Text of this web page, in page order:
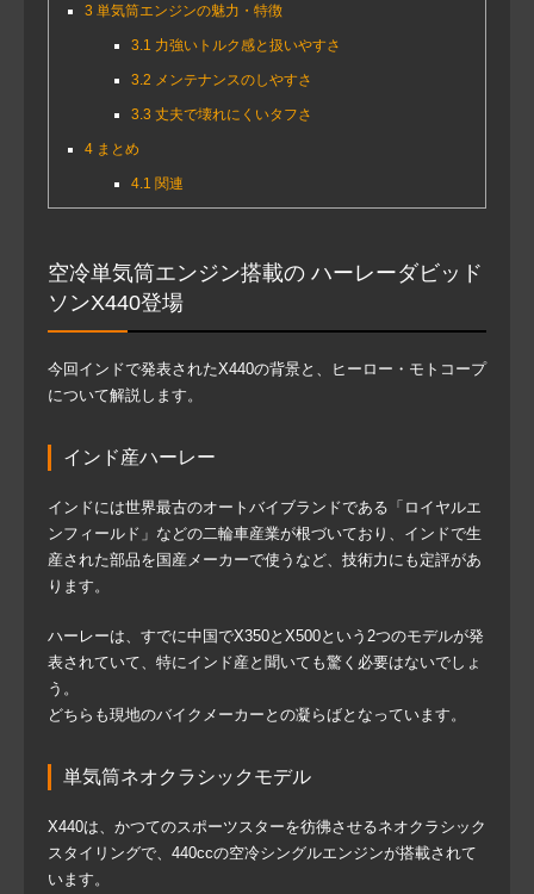
3 単気筒エンジンの魅力・特徴
3.1 力強いトルク感と扱いやすさ
3.2 メンテナンスのしやすさ
3.3 丈夫で壊れにくいタフさ
4 まとめ
4.1 関連
空冷単気筒エンジン搭載の ハーレーダビッド
ソンX440登場
今回インドで発表されたX440の背景と、ヒーロー・モトコープ
について解説します。
インド産ハーレー
インドには世界最古のオートバイブランドである「ロイヤルエ
ンフィールド」などの二輪車産業が根づいており、インドで生
産された部品を国産メーカーで使うなど、技術力にも定評があ
ります。
ハーレーは、すでに中国でX350とX500という2つのモデルが発
表されていて、特にインド産と聞いても驚く必要はないでしょ
う。
どちらも現地のバイクメーカーとの凝らばとなっています。
単気筒ネオクラシックモデル
X440は、かつてのスポーツスターを彷彿させるネオクラシック
スタイリングで、440ccの空冷シングルエンジンが搭載されて
います。